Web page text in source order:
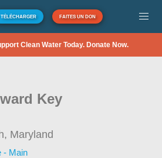
TÉLÉCHARGER FAITES UN DON
Clean Water Today. Donate Now.
Key
Maryland
- Main